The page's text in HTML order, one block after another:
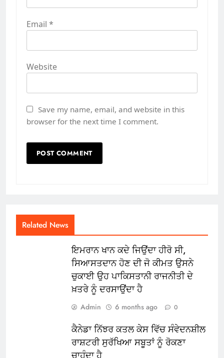
Email *
Website
Save my name, email, and website in this
browser for the next time I comment.
Related News
ਇਮਰਾਨ ਖਾਨ ਕਦੇ ਜਿਉਂਦਾ ਹੀਰੋ ਸੀ,
ਸਿਆਸਤਦਾਨ ਹੋਣ ਦੀ ਜੋ ਕੀਮਤ ਉਸਨੇ
ਚੁਕਾਈ ਉਹ ਪਾਕਿਸਤਾਨੀ ਰਾਜਨੀਤੀ ਦੇ
ਖ਼ਤਰੇ ਨੂੰ ਦਰਸਾਉਂਦਾ ਹੈ
Admin 6 months ago 0
ਕੈਨੇਡਾ ਨਿੱਝਰ ਕਤਲ ਕੇਸ ਵਿੱਚ ਸੰਵੇਦਨਸ਼ੀਲ
ਰਾਸ਼ਟਰੀ ਸੁਰੱਖਿਆ ਸਬੂਤਾਂ ਨੂੰ ਰੋਕਣਾ
ਚਾਹੁੰਦਾ ਹੈ